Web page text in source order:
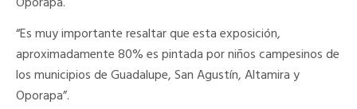
“Es muy importante resaltar que esta exposición,
aproximadamente 80% es pintada por niños campesinos de
los municipios de Guadalupe, San Agustín, Altamira y
Oporapa”.